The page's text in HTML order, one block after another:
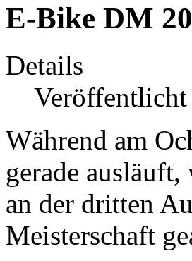
E-Bike DM
Details
Veröffentlicht
Während am
gerade
an der dritten
Meisterschaft